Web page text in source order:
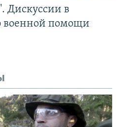
Дискуссии в
военной помощи